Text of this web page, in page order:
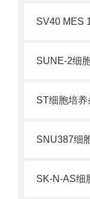
SUNE-2细
ST细胞培
SNU387细